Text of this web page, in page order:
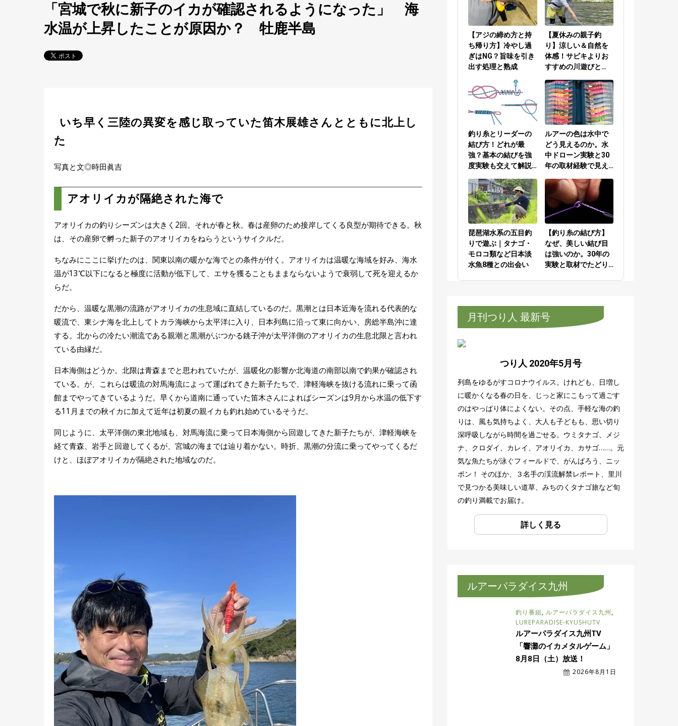
「宮城で秋に新子のイカが確認されるようになった」 海
水温が上昇したことが原因か？ 牡鹿半島
いち早く三陸の異変を感じ取っていた笛木展雄さんとともに北上し
た
写真と文◎時田眞吉
アオリイカが隔絶された海で
アオリイカの釣りシーズンは大きく2回。それが春と秋。春は産卵のため接岸してくる良型が期待できる。秋
は、その産卵で孵った新子のアオリイカをねらうというサイクルだ。
ちなみにここに挙げたのは、関東以南の暖かな海でとの条件が付く。アオリイカは温暖な海域を好み、海水
温が13℃以下になると極度に活動が低下して、エサを獲ることもままならないようで衰弱して死を迎えるか
らだ。
だから、温暖な黒潮の流路がアオリイカの生息域に直結しているのだ。黒潮とは日本近海を流れる代表的な
暖流で、東シナ海を北上してトカラ海峡から太平洋に入り、日本列島に沿って東に向かい、房総半島沖に達
する。北からの冷たい潮流である親潮と黒潮がぶつかる銚子沖が太平洋側のアオリイカの生息北限と言われ
ている由縁だ。
日本海側はどうか。北限は青森までと思われていたが、温暖化の影響か北海道の南部以南で釣果が確認され
ている。が、これらは暖流の対馬海流によって運ばれてきた新子たちで、津軽海峡を抜ける流れに乗って函
館までやってきているようだ。早くから道南に通っていた笛木さんによればシーズンは9月から水温の低下す
る11月までの秋イカに加えて近年は初夏の親イカも釣れ始めているそうだ。
同じように、太平洋側の東北地域も、対馬海流に乗って日本海側から回遊してきた新子たちが、津軽海峡を
経て青森、岩手と回遊してくるが、宮城の海までは辿り着かない。時折、黒潮の分流に乗ってやってくるだ
けと、ほぼアオリイカが隔絶された地域なのだ。
【アジの締め方と持
ち帰り方】冷やし過
ぎはNG？旨味を引き
出す処理と熟成
【夏休みの親子釣
り】涼しい＆自然を
体感！サビキよりお
すすめの川遊びと
釣り糸とリーダーの
結び方！どれが最
強？基本の結びを強
度実験も交えて解説
ーの結び方編
ルアーの色は水中で
どう見えるのか。水
中ドローン実験と30
年の取材経験で見え
琵琶湖水系の五目釣
りで遊ぶ｜タナゴ・
モロコ類など日本淡
水魚8種との出会い
【釣り糸の結び方】
なぜ、美しい結び目
は強いのか。30年の
実験と取材でたどり
月刊つり人 最新号
つり人 2020年5月号
列島をゆるがすコロナウイルス。けれども、日増し
に暖かくなる春の日を、じっと家にこもって過ごす
のはやっぱり体によくない。その点、手軽な海の釣
りは、風も気持ちよく、大人も子どもも、思い切り
深呼吸しながら時間を過ごせる。ウミタナゴ、メジ
ナ、クロダイ、カレイ、アオリイカ、カサゴ……。元
気な魚たちが泳ぐフィールドで、がんばろう、ニッ
ポン！ そのほか、３名手の渓流解禁レポート、里川
で見つかる美味しい道草、みちのくタナゴ旅など旬
の釣り満載でお届け。
詳しく見る
ルアーパラダイス九州
釣り番組, ルアーパラダイス九州,
LUREPARADISE-KYUSHUTV
ルアーパラダイス九州TV
「響灘のイカメタルゲーム」
8月8日（土）放送！
2026年8月1日